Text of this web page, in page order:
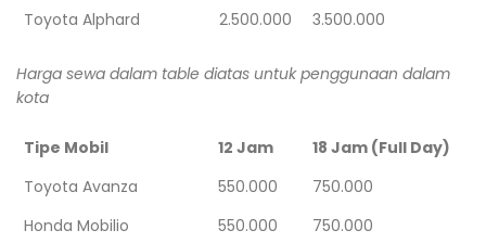
Toyota Alphard 2.500.000 3.500.000
Harga sewa dalam table diatas untuk penggunaan dalam
kota
Tipe Mobil 12 Jam
18 Jam (Full Day)
Toyota Avanza
550.000
750.000
Honda Mobilio
550.000
750.000